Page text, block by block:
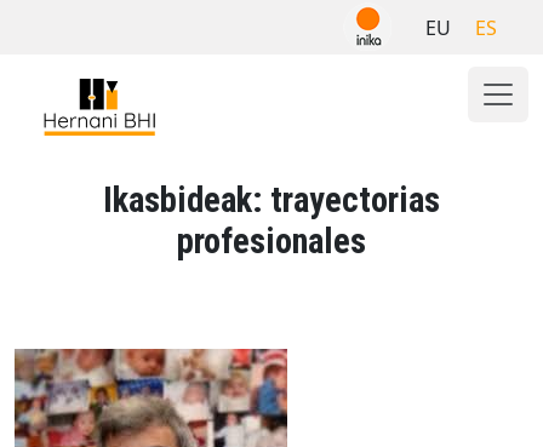
EU ES
Ikasbideak: trayectorias
profesionales